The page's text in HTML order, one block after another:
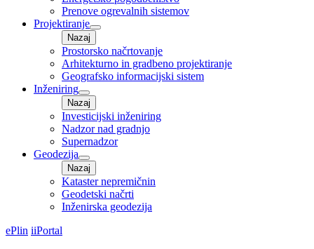
Prenove ogrevalnih sistemov
Projektiranje
Nazaj
Prostorsko načrtovanje
Arhitekturno in gradbeno projektiranje
Geografsko informacijski sistem
Inženiring
Nazaj
Investicijski inženiring
Nadzor nad gradnjo
Supernadzor
Geodezija
Nazaj
Kataster nepremičnin
Geodetski načrti
Inženirska geodezija
ePlin iiPortal